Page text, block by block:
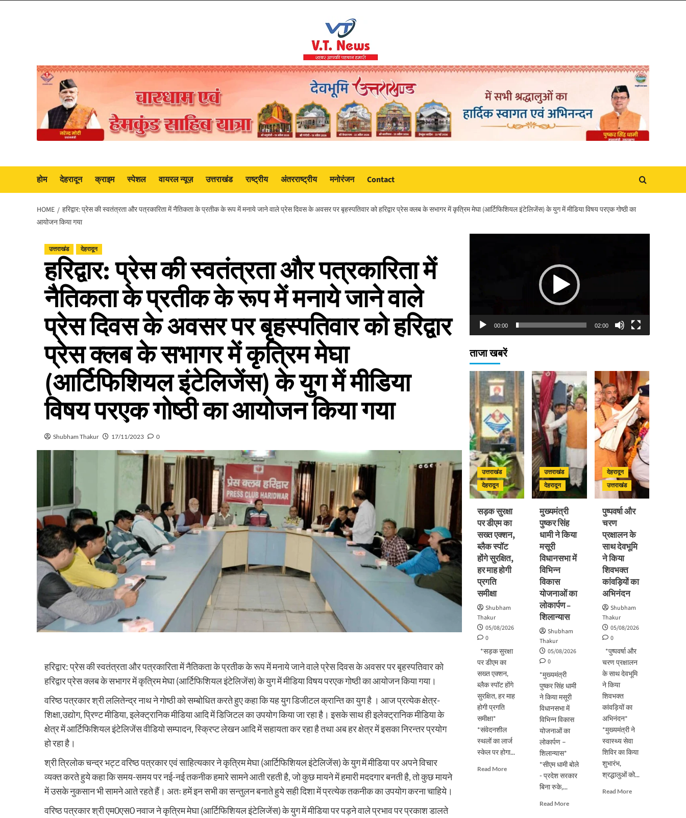
होम देहरादून क्राइम स्पेशल वायरल न्यूज़ उत्तराखंड राष्ट्रीय अंतरराष्ट्रीय मनोरंजन Contact
HOME
हरिद्वार: प्रेस की स्वतंत्रता और पत्रकारिता में नैतिकता के प्रतीक के रूप में मनाये जाने वाले प्रेस दिवस के अवसर पर बृहस्पतिवार को हरिद्वार प्रेस क्लब के सभागर में कृत्रिम मेघा (आर्टिफिशियल इंटेलिजेंस) के युग में मीडिया विषय परएक गोष्ठी का
आयोजन किया गया
उत्तराखंड देहरादून
हरिद्वार: प्रेस की स्वतंत्रता और पत्रकारिता में
नैतिकता के प्रतीक के रूप में मनाये जाने वाले
प्रेस दिवस के अवसर पर बृहस्पतिवार को हरिद्वार
प्रेस क्लब के सभागर में कृत्रिम मेघा
(आर्टिफिशियल इंटेलिजेंस) के युग में मीडिया
विषय परएक गोष्ठी का आयोजन किया गया
Shubham Thakur 17/11/2023 0
हरिद्वार: प्रेस की स्वतंत्रता और पत्रकारिता में नैतिकता के प्रतीक के रूप में मनाये जाने वाले प्रेस दिवस के अवसर पर बृहस्पतिवार को
हरिद्वार प्रेस क्लब के सभागर में कृत्रिम मेघा (आर्टिफिशियल इंटेलिजेंस) के युग में मीडिया विषय परएक गोष्ठी का आयोजन किया गया।
वरिष्ठ पत्रकार श्री ललितेन्द्र नाथ ने गोष्ठी को सम्बोधित करते हुए कहा कि यह युग डिजीटल क्रान्ति का युग है । आज प्रत्येक क्षेत्र-
शिक्षा,उद्योग, प्रिण्ट मीडिया, इलेक्ट्रानिक मीडिया आदि में डिजिटल का उपयोग किया जा रहा है। इसके साथ ही इलेक्ट्रानिक मीडिया के
क्षेत्र में आर्टिफिशियल इंटेलिजेंस वीडियो सम्पादन, स्क्रिप्ट लेखन आदि में सहायता कर रहा है तथा अब हर क्षेत्र में इसका निरन्तर प्रयोग
हो रहा है।
श्री त्रिलोक चन्द्र भट्ट वरिष्ठ पत्रकार एवं साहित्यकार ने कृत्रिम मेघा (आर्टिफिशियल इंटेलिजेंस) के युग में मीडिया पर अपने विचार
व्यक्त करते हुये कहा कि समय-समय पर नई-नई तकनीक हमारे सामने आती रहती है, जो कुछ मायने में हमारी मददगार बनती है, तो कुछ मायने
में उसके नुकसान भी सामने आते रहते हैं। अतः हमें इन सभी का सन्तुलन बनाते हुये सही दिशा में प्रत्येक तकनीक का उपयोग करना चाहिये।
वरिष्ठ पत्रकार श्री एम0एस0 नवाज ने कृत्रिम मेघा (आर्टिफिशियल इंटेलिजेंस) के युग में मीडिया पर पड़ने वाले प्रभाव पर प्रकाश डालते
00:00 02:00
ताजा खबरें
उत्तराखंड
देहरादून
सड़क सुरक्षा
पर डीएम का
सख्त एक्शन,
ब्लैक स्पॉट
होंगे सुरक्षित,
हर माह होगी
प्रगति
समीक्षा
Shubham
Thakur
05/08/2026
0
*सड़क सुरक्षा
पर डीएम का
सख्त एक्शन,
ब्लैक स्पॉट होंगे
सुरक्षित, हर माह
होगी प्रगति
समीक्षा*
*संवेदनशील
स्थलों का लार्ज
स्केल पर होगा...
Read MoreRead
उत्तराखंड
देहरादून
मुख्यमंत्री
पुष्कर सिंह
धामी ने किया
मसूरी
विधानसभा में
विभिन्न
विकास
योजनाओं का
लोकार्पण –
शिलान्यास
Shubham
Thakur
05/08/2026
0
*मुख्यमंत्री
पुष्कर सिंह धामी
ने किया मसूरी
विधानसभा में
विभिन्न विकास
योजनाओं का
लोकार्पण –
शिलान्यास*
*सीएम धामी बोले
- प्रदेश सरकार
बिना रुके,...
Read MoreRead
देहरादून
उत्तराखंड
पुष्पवर्षा और
चरण
प्रक्षालन के
साथ देवभूमि
ने किया
शिवभक्त
कांवड़ियों का
अभिनंदन
Shubham
Thakur
05/08/2026
0
*पुष्पवर्षा और
चरण प्रक्षालन
के साथ देवभूमि
ने किया
शिवभक्त
कांवड़ियों का
अभिनंदन*
*मुख्यमंत्री ने
स्वास्थ्य सेवा
शिविर का किया
शुभारंभ,
श्रद्धालुओं को...
Read MoreRead